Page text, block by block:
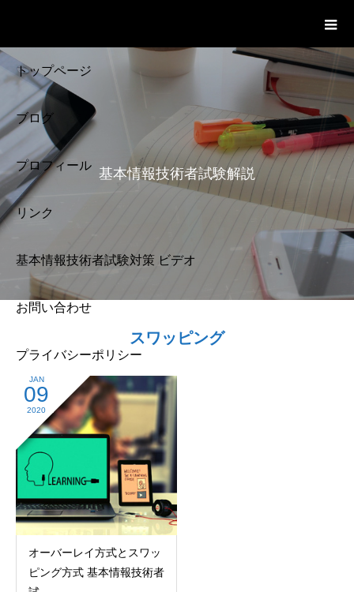
トップページ
ブログ
プロフィール
リンク
基本情報技術者試験対策 ビデオ
お問い合わせ
プライバシーポリシー
基本情報技術者試験解説
スワッピング
JAN
09
2020
オーバーレイ方式とスワッ
ピング方式 基本情報技術者